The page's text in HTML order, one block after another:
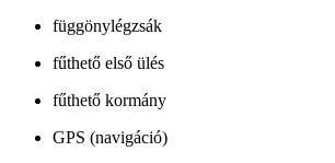
függönylégzsák
fűthető első ülés
fűthető kormány
GPS (navigáció)